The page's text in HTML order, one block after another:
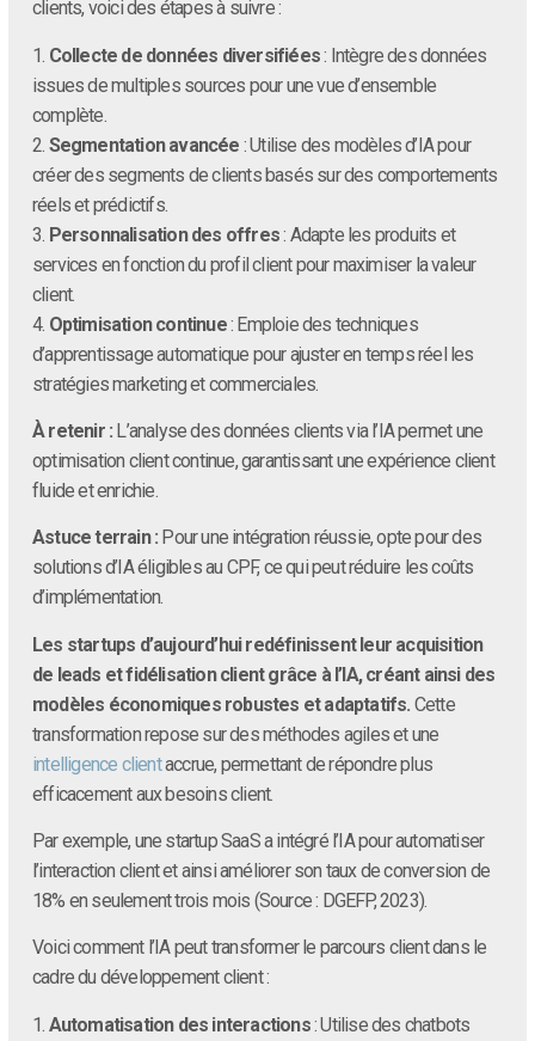
clients, voici des étapes à suivre :
1. Collecte de données diversifiées: Intègre des données
issues de multiples sources pour une vue d’ensemble
complète.
2. Segmentation avancée : Utilise des modèles d’IA pour
créer des segments de clients basés sur des comportements
réels et prédictifs.
3. Personnalisation des offres: Adapte les produits et
services en fonction du profil client pour maximiser la valeur
client.
4. Optimisation continue: Emploie des techniques
d’apprentissage automatique pour ajuster en temps réel les
stratégies marketing et commerciales.
À retenir : L’analyse des données clients via l’IA permet une
optimisation client continue, garantissant une expérience client
fluide et enrichie.
Astuce terrain : Pour une intégration réussie, opte pour des
solutions d’IA éligibles au CPF, ce qui peut réduire les coûts
d’implémentation.
Les startups d’aujourd’hui redéfinissent leur acquisition
de leads et fidélisation client grâce à l’IA, créant ainsi des
modèles économiques robustes et adaptatifs. Cette
transformation repose sur des méthodes agiles et une
intelligence clientaccrue, permettant de répondre plus
efficacement aux besoins client.
Par exemple, une startup SaaS a intégré l’IA pour automatiser
l’interaction client et ainsi améliorer son taux de conversion de
18% en seulement trois mois (Source : DGEFP, 2023).
Voici comment l’IA peut transformer le parcours client dans le
cadre du développement client :
1. Automatisation des interactions: Utilise des chatbots